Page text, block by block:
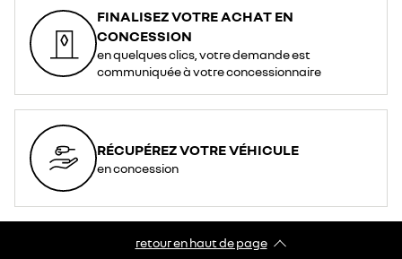
FINALISEZ VOTRE ACHAT EN
CONCESSION
en quelques clics, votre demande est
communiquée à votre concessionnaire
RÉCUPÉREZ VOTRE VÉHICULE
en concession
retour en haut de page​